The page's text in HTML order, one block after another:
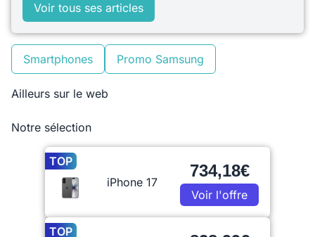
Voir tous ses articles
Smartphones Promo Samsung
Ailleurs sur le web
Notre sélection
TOP
iPhone 17
734,18€
Voir l'offre
TOP